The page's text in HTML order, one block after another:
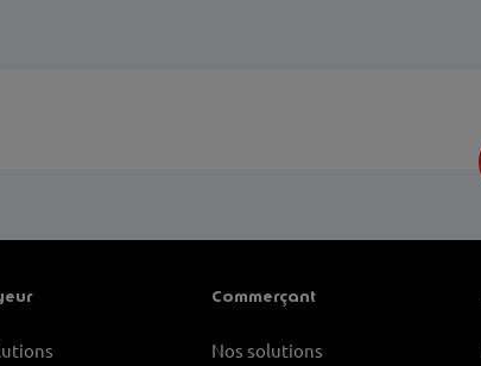
Commerçant
Nos solutions